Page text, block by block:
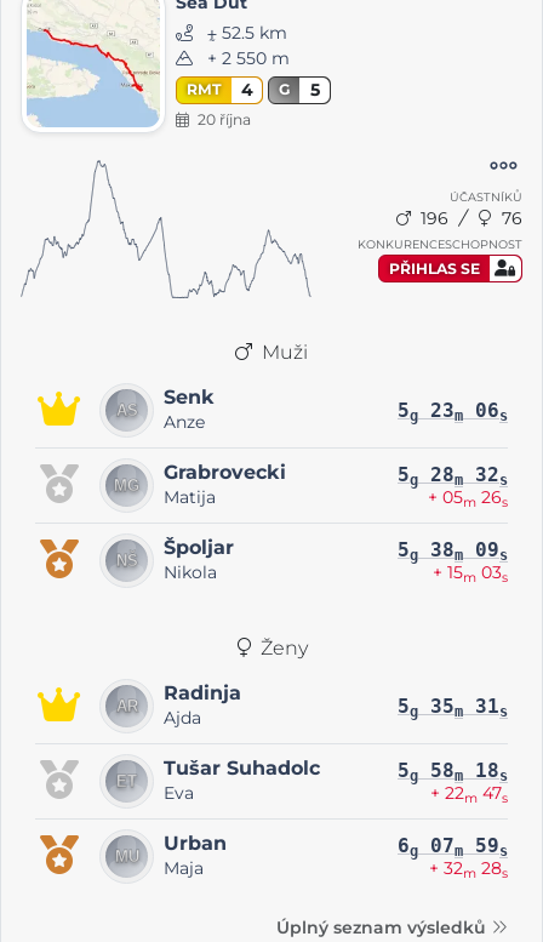
⨦ 52.5 km
+ 2 550 m
RMT 4 G 5
20 října
ÚČASTNÍKŮ
196 76
KONKURENCESCHOPNOST
PŘIHLAS SE
Muži
Senk
Anze 5g 23m 06s
Grabrovecki
Matija
5g 28m 32s
+ 05m 26s
Špoljar
Nikola
5g 38m 09s
+ 15m 03s
Ženy
Radinja
Ajda 5g 35m 31s
Tušar Suhadolc
Eva
5g 58m 18s
+ 22m 47s
Urban
Maja
6g 07m 59s
+ 32m 28s
Úplný seznam výsledků